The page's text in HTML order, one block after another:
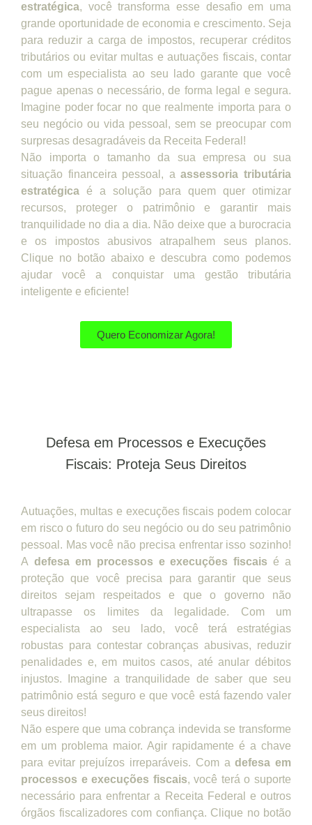
estratégica, você transforma esse desafio em uma
grande oportunidade de economia e crescimento. Seja
para reduzir a carga de impostos, recuperar créditos
tributários ou evitar multas e autuações fiscais, contar
com um especialista ao seu lado garante que você
pague apenas o necessário, de forma legal e segura.
Imagine poder focar no que realmente importa para o
seu negócio ou vida pessoal, sem se preocupar com
surpresas desagradáveis da Receita Federal!
Não importa o tamanho da sua empresa ou sua
situação financeira pessoal, aassessoria tributária
estratégica é a solução para quem quer otimizar
recursos, proteger o patrimônio e garantir mais
tranquilidade no dia a dia. Não deixe que a burocracia
e os impostos abusivos atrapalhem seus planos.
Clique no botão abaixo e descubra como podemos
ajudar você a conquistar uma gestão tributária
inteligente e eficiente!
Quero Economizar Agora!
Defesa em Processos e Execuções
Fiscais: Proteja Seus Direitos
Autuações, multas e execuções fiscais podem colocar
em risco o futuro do seu negócio ou do seu patrimônio
pessoal. Mas você não precisa enfrentar isso sozinho!
A defesa em processos e execuções fiscais é a
proteção que você precisa para garantir que seus
direitos sejam respeitados e que o governo não
ultrapasse os limites da legalidade. Com um
especialista ao seu lado, você terá estratégias
robustas para contestar cobranças abusivas, reduzir
penalidades e, em muitos casos, até anular débitos
injustos. Imagine a tranquilidade de saber que seu
patrimônio está seguro e que você está fazendo valer
seus direitos!
Não espere que uma cobrança indevida se transforme
em um problema maior. Agir rapidamente é a chave
para evitar prejuízos irreparáveis. Com adefesa em
processos e execuções fiscais, você terá o suporte
necessário para enfrentar a Receita Federal e outros
órgãos fiscalizadores com confiança. Clique no botão